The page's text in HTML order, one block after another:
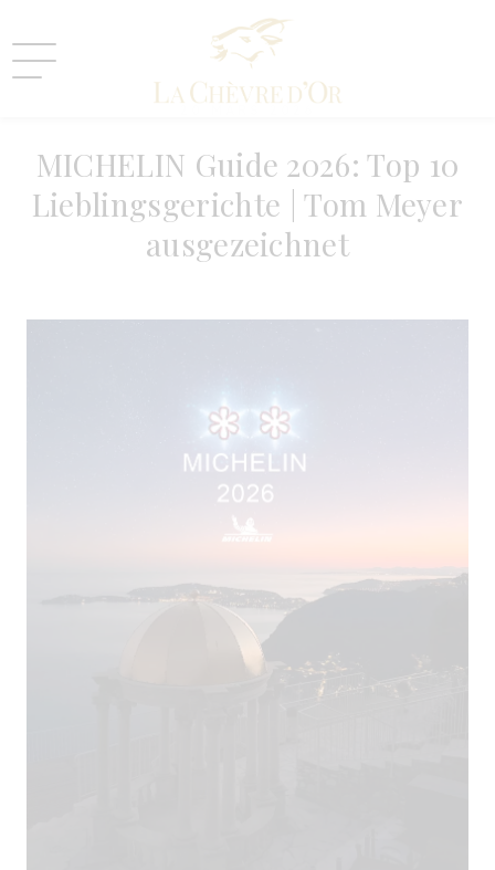
MICHELIN Guide 2026: Top 10
Lieblingsgerichte | Tom Meyer
ausgezeichnet